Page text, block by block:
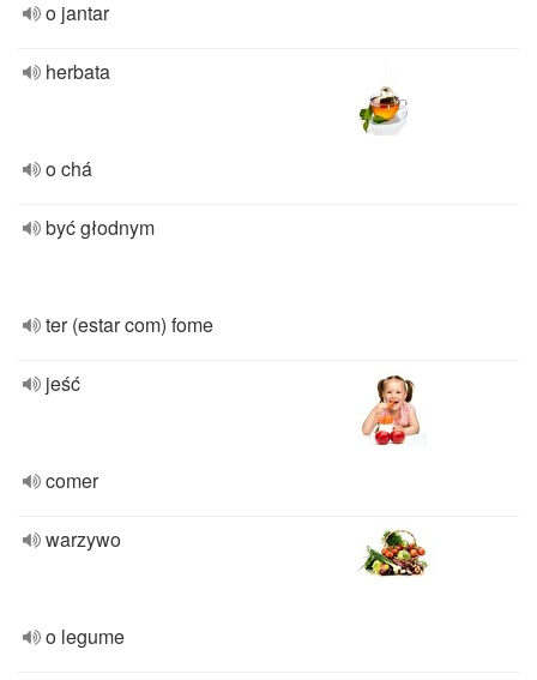
o jantar
herbata
o chá
być głodnym
ter (estar com) fome
jeść
comer
warzywo
o legume